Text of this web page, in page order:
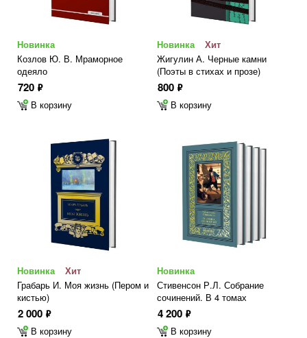
Новинка
Козлов Ю. В. Мраморное
одеяло
720 ф
В корзину
Новинка
Хит
Жигулин А. Черные камни
(Поэты в стихах и прозе)
800 ф
В корзину
Новинка
Хит
Грабарь И. Моя жизнь (Пером и
кистью)
2 000 ф
В корзину
Новинка
Стивенсон Р.Л. Собрание
сочинений. В 4 томах
4 200 ф
В корзину